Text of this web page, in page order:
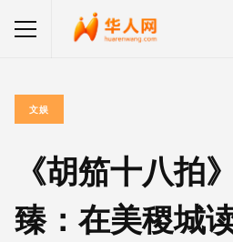
文娱
《胡笳十八拍
臻：在美稷城